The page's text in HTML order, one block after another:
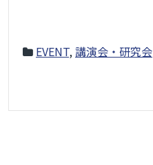
EVENT, 講演会・研究会